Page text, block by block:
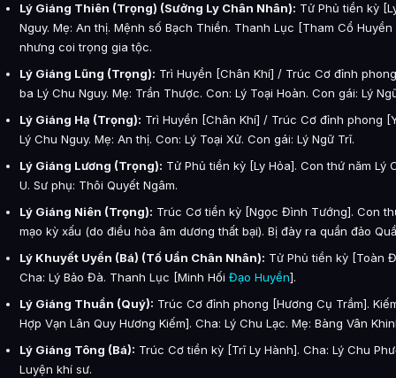
Lý Giáng Thiên (Trọng) (Sưởng Ly Chân Nhân): Tử Phủ tiền kỳ
Nguy. Mẹ: An thị. Mệnh số Bạch Thiền. Thanh Lục [Tham Cổ
nhưng coi trọng gia tộc.
Lý Giáng Lũng (Trọng): Trì Huyền [Chân Khí] / Trúc Cơ đỉnh
ba Lý Chu Nguy. Mẹ: Trần Thược. Con: Lý Toại Hoàn. Con gái: Lý
Lý Giáng Hạ (Trọng): Trì Huyền [Chân Khí] / Trúc Cơ đỉnh phong
Lý Chu Nguy. Mẹ: An thị. Con: Lý Toại Xử. Con gái: Lý Ngữ Trĩ.
Lý Giáng Lương (Trọng): Tử Phủ tiền kỳ [Ly Hỏa]. Con thứ năm Lý
U. Sư phụ: Thôi Quyết Ngâm.
Lý Giáng Niên (Trọng): Trúc Cơ tiền kỳ [Ngọc Đình Tướng]. Con
mạo kỳ xấu (do điều hòa âm dương thất bại). Bị đày ra quần đảo
Lý Khuyết Uyển (Bá) (Tố Uẩn Chân Nhân): Tử Phủ tiền kỳ [Toàn
Cha: Lý Bảo Đà. Thanh Lục [Minh Hối Đạo Huyền].
Lý Giáng Thuần (Quý): Trúc Cơ đỉnh phong [Hương Cụ Trầm].
Hợp Vạn Lân Quy Hương Kiếm]. Cha: Lý Chu Lạc. Mẹ: Bàng Vân
Lý Giáng Tông (Bá): Trúc Cơ tiền kỳ [Trĩ Ly Hành]. Cha: Lý Chu
Luyện khí sư.